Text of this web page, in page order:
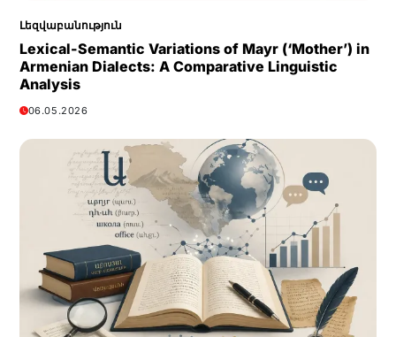
Լեզվաբանություն
Lexical-Semantic Variations of Mayr (‘Mother’) in
Armenian Dialects: A Comparative Linguistic
Analysis
06.05.2026